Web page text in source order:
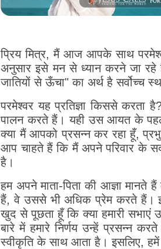
प्रिय मित्र, मैं आज आपके साथ
अनुसार इसे मन से ध्यान करने जा
जातियों से ऊँचा" का अर्थ है सर्वोच्च
परमेश्वर यह प्रतिज्ञा किससे करता
पालन करते हैं। यही उस आयत के
क्या मैं आपको प्रसन्न कर रहा हूँ,
आप चाहते हैं कि मैं अपने परिवार के
है।
हम अपने माता-पिता की आज्ञा
हैं, वे उससे भी अधिक प्रेम करते हैं।
खुद से पूछता हूँ कि क्या हमारी सभाएं
बारे में हमारे निर्णय उन्हें प्रसन्न
स्वीकृति के साथ आता है। इसलिए, हमें